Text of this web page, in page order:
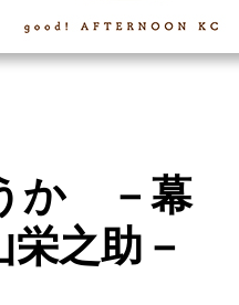
か －幕
之助－